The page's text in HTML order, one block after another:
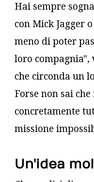
Hai sempre
con Mick Jagger
meno di poter
loro compagnia",
che circonda un
Forse non sai
concretamente
missione
Un'idea